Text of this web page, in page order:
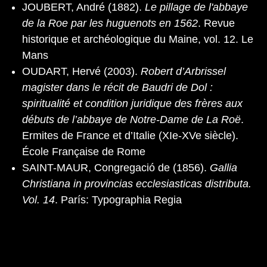
JOUBERT, André (1882). Le pillage de l'abbaye
de la Roe par les huguenots en 1562. Revue
historique et archéologique du Maine, vol. 12. Le
Mans
OUDART, Hervé (2003). Robert d’Arbrissel
magister dans le récit de Baudri de Dol :
spiritualité et condition juridique des frères aux
débuts de l’abbaye de Notre-Dame de La Roë.
Ermites de France et d’Italie (XIe-XVe siècle).
École Française de Rome
SAINT-MAUR, Congregació de (1856). Gallia
Christiana in provincias ecclesiasticas distributa.
Vol. 14. París: Typographia Regia